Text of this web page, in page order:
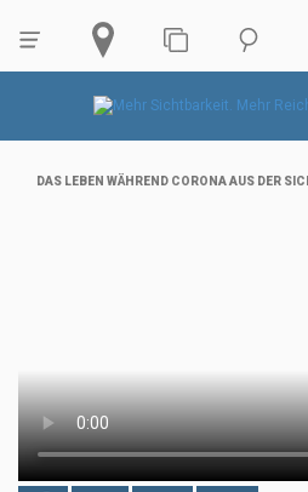
DAS LEBEN WÄHREND CORONA AUS DER